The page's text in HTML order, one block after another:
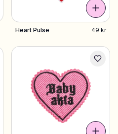
Heart Pulse 49 kr